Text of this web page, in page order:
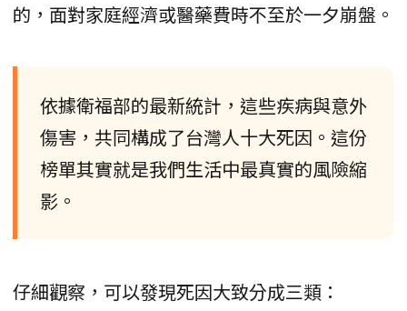
的，面對家庭經濟或醫藥費時不至於一夕崩盤。
依據衛福部的最新統計，這些疾病與意外
傷害，共同構成了台灣人十大死因。這份
榜單其實就是我們生活中最真實的風險縮
影。
仔細觀察，可以發現死因大致分成三類：